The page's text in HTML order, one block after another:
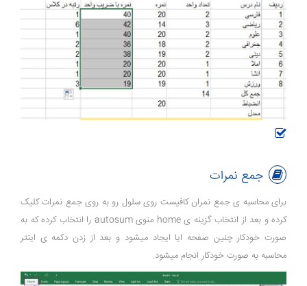
جمع نمرات
برای محاسبه ی جمع نمران کافیست روی سلول رو به روی جمع نمرات کلیک
کرده و بعد از انتخاب گزینه ی home منوی autosum را انتخاب کرده که به
صورت خودکار چنین صفحه ایا ایجاد میشود و بعد از زدن دکمه ی اینتر
محاسبه به صورت خودکار انجام میشود.